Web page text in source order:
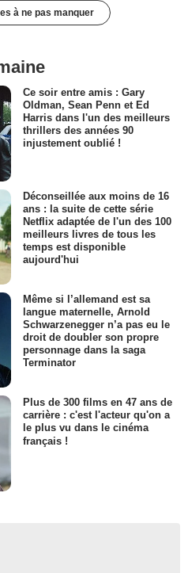
à ne pas manquer
Ce soir entre amis : Gary
Oldman, Sean Penn et Ed
Harris dans l'un des meilleurs
thrillers des années 90
injustement oublié !
Déconseillée aux moins de 16
ans : la suite de cette série
Netflix adaptée de l'un des 100
meilleurs livres de tous les
temps est disponible
aujourd'hui
Même si l’allemand est sa
langue maternelle, Arnold
Schwarzenegger n’a pas eu le
droit de doubler son propre
personnage dans la saga
Terminator
Plus de 300 films en 47 ans de
carrière : c'est l'acteur qu'on a
le plus vu dans le cinéma
français !